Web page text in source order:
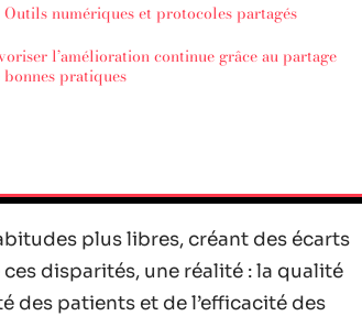
Outils numériques et protocoles partagés
l’amélioration continue grâce au partage
bonnes pratiques
plus libres, créant des écarts
disparités, une réalité : la qualité
des patients et de l’efficacité des